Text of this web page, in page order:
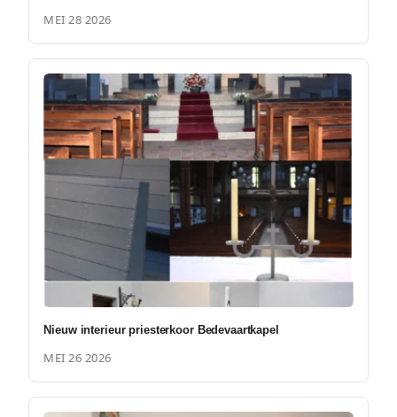
MEI 28 2026
Nieuw interieur priesterkoor Bedevaartkapel
MEI 26 2026